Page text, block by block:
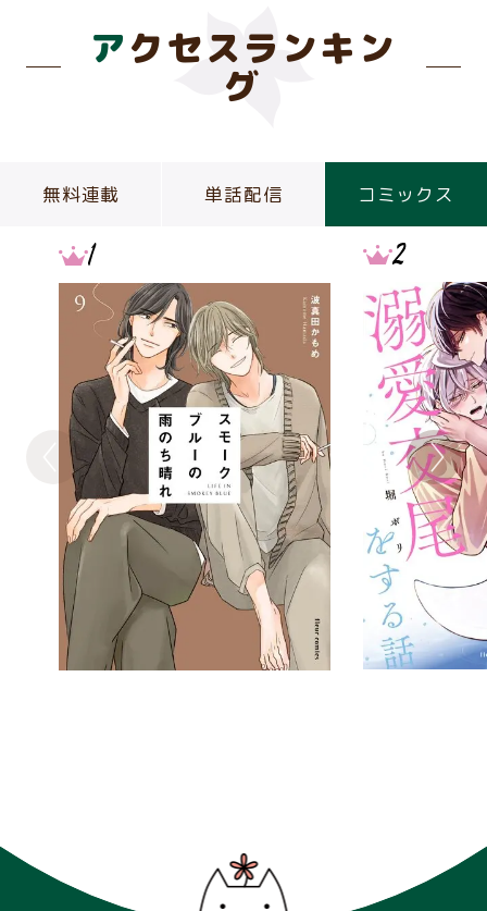
アクセスランキン
グ
無料連載 単話配信 コミックス